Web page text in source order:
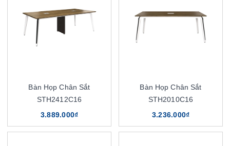
Bàn Họp Chân Sắt
STH2412C16
3.889.000₫
Bàn Họp Chân Sắt
STH2010C16
3.236.000₫